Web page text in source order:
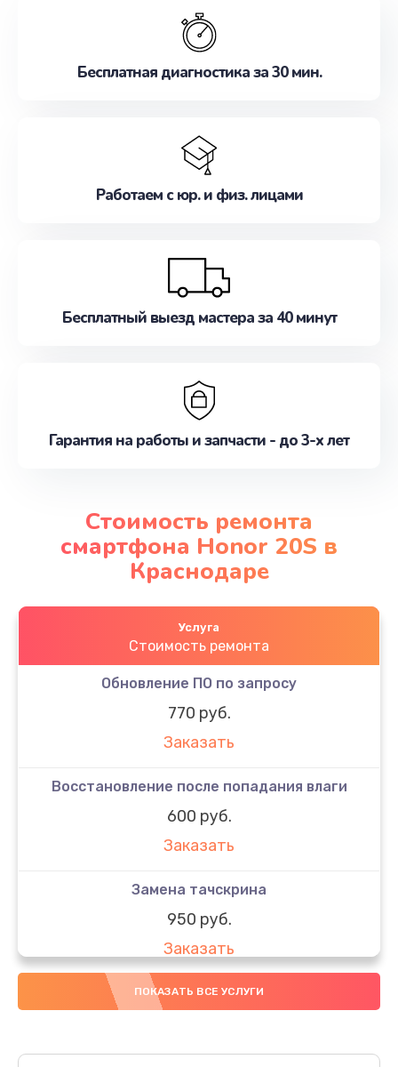
наилучшим образом. Не медлите записаться на
Бесплатная диагностика за 30 мин.
Работаем с юр. и физ. лицами
Бесплатный выезд мастера за 40 минут
Гарантия на работы и запчасти - до 3-х лет
Стоимость ремонта
смартфона Honor 20S в
Краснодаре
Услуга
Стоимость ремонта
Обновление ПО по запросу
770 руб.
Заказать
Восстановление после попадания влаги
600 руб.
Заказать
Замена тачскрина
950 руб.
Заказать
Замена динамиков
Заказать
ПОКАЗАТЬ ВСЕ УСЛУГИ